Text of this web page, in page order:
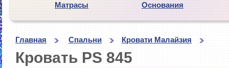
Матрасы Основания
Главная Спальни Кровати Малайзия
Кровать PS 845